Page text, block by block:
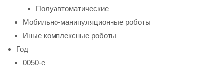
Полуавтоматические
Мобильно-манипуляционные роботы
Иные комплексные роботы
Год
0050-е